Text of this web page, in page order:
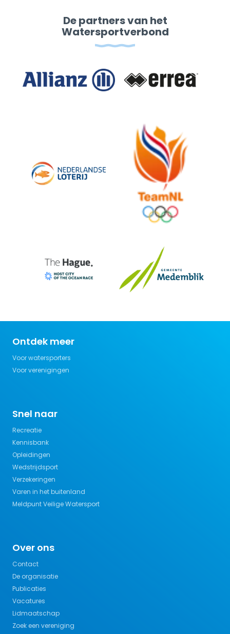
De partners van het
Watersportverbond
Ontdek meer
Voor watersporters
Voor verenigingen
Snel naar
Recreatie
Kennisbank
Opleidingen
Wedstrijdsport
Verzekeringen
Varen in het buitenland
Meldpunt Veilige Watersport
Over ons
Contact
De organisatie
Publicaties
Vacatures
Lidmaatschap
Zoek een vereniging